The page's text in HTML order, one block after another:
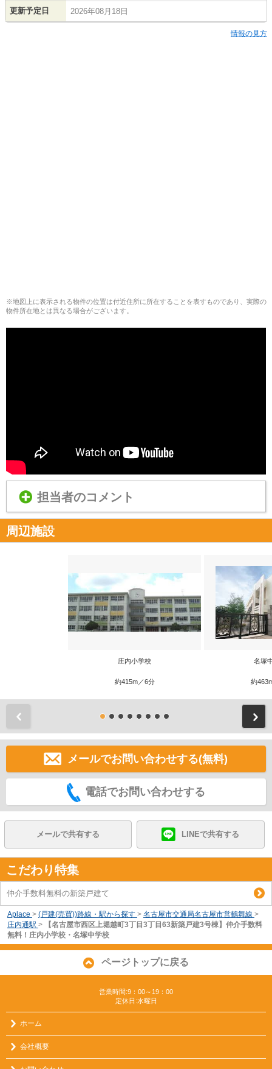
更新予定日 2026年08月18日
情報の見方
※地図上に表示される物件の位置は付近住所に所在することを表すものであり、実際の
物件所在地とは異なる場合がございます。
担当者のコメント
周辺施設
庄内小学校
約415m／6分
名塚
約
メールでお問い合わせする(無料)
電話でお問い合わせする
メールで共有する LINEで共有する
こだわり特集
仲介手数料無料の新築戸建て
Aplace > (戸建(売買))路線・駅から探す > 名古屋市交通局名古屋市営鶴舞線 >
庄内通駅 >
【名古屋市西区上堀越町3丁目3丁目63新築戸建3号棟】仲介手数料
無料！庄内小学校・名塚中学校
ページトップに戻る
営業時間:9：00～19：00
定休日:水曜日
ホーム
会社概要